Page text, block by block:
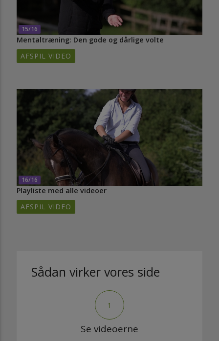
15/16
Mentaltræning: Den gode og dårlige volte
AFSPIL VIDEO
16/16
Playliste med alle videoer
AFSPIL VIDEO
Sådan virker vores side
1
Se videoerne